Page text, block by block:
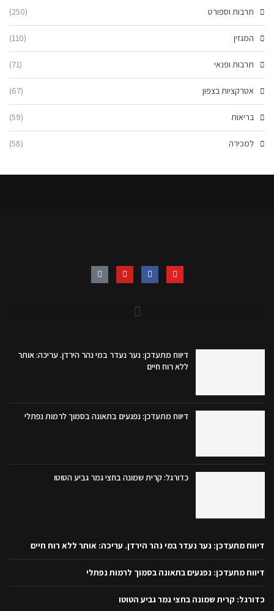
תרבות וספורט (250)
המגזין (110)
תרבות ופנאי (71)
אטרקציות בצפון (67)
בריאות (59)
למכירה (58)
דיווח מתעדכן: נער נעדר במי נהר הירדן. עריכה: אותר
ללא רוח חיים
דיווח מתעדכן: נפגעים בתאונה בסמוך לרמות נפתלי
כדורגל: קרית שמונה בחצי גמר גביע הטוטו
דיווח מתעדכן: נער נעדר במי נהר הירדן. עריכה: אותר ללא רוח חיים
דיווח מתעדכן: נפגעים בתאונה בסמוך לרמות נפתלי
כדורגל: קרית שמונה בחצי גמר גביע הטוטו